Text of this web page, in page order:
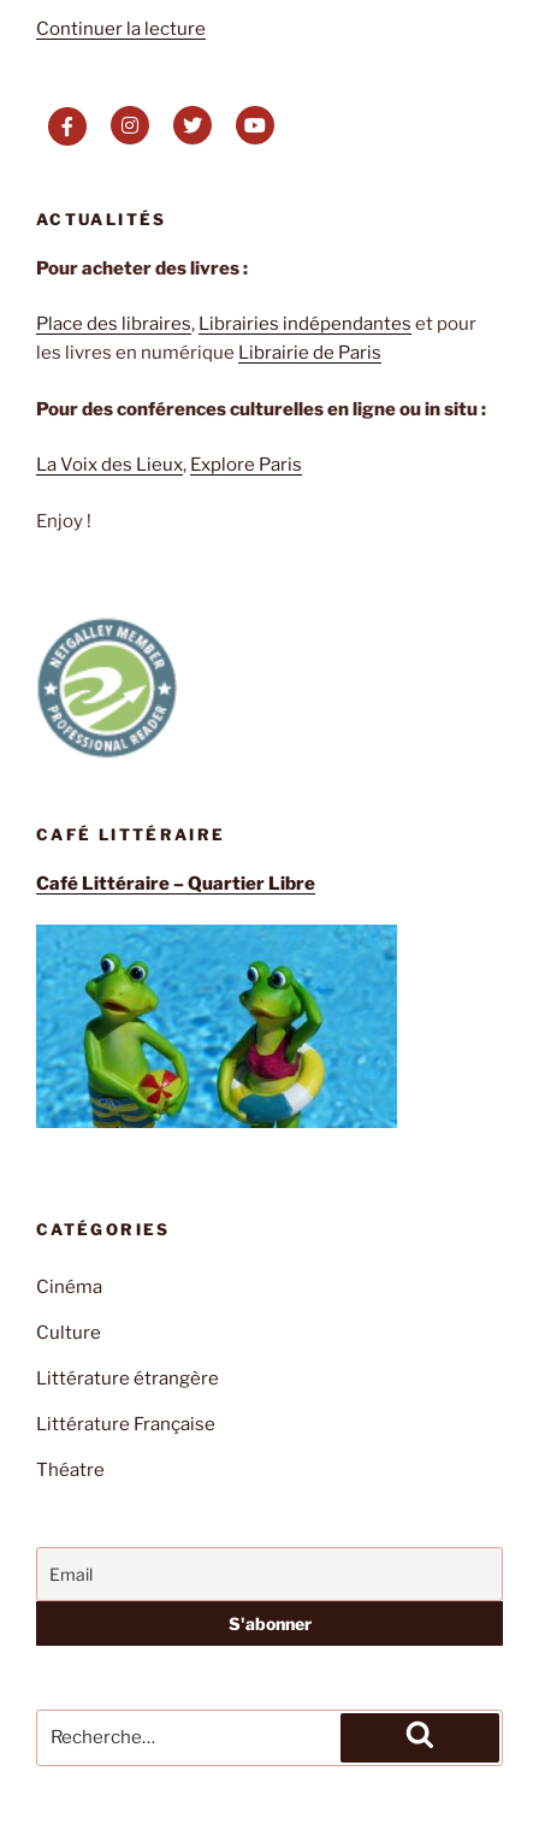
Continuer la lecture
de
l’Armée
ACTUALITÉS
Pour acheter des livres :
Place des libraires, Librairies indépendantes et pour
les livres en numérique Librairie de Paris
Pour des conférences culturelles en ligne ou in situ :
La Voix des Lieux, Explore Paris
Enjoy !
CAFÉ LITTÉRAIRE
Café Littéraire – Quartier Libre
CATÉGORIES
Cinéma
Culture
Littérature étrangère
Littérature Française
Théatre
pour
Recherche